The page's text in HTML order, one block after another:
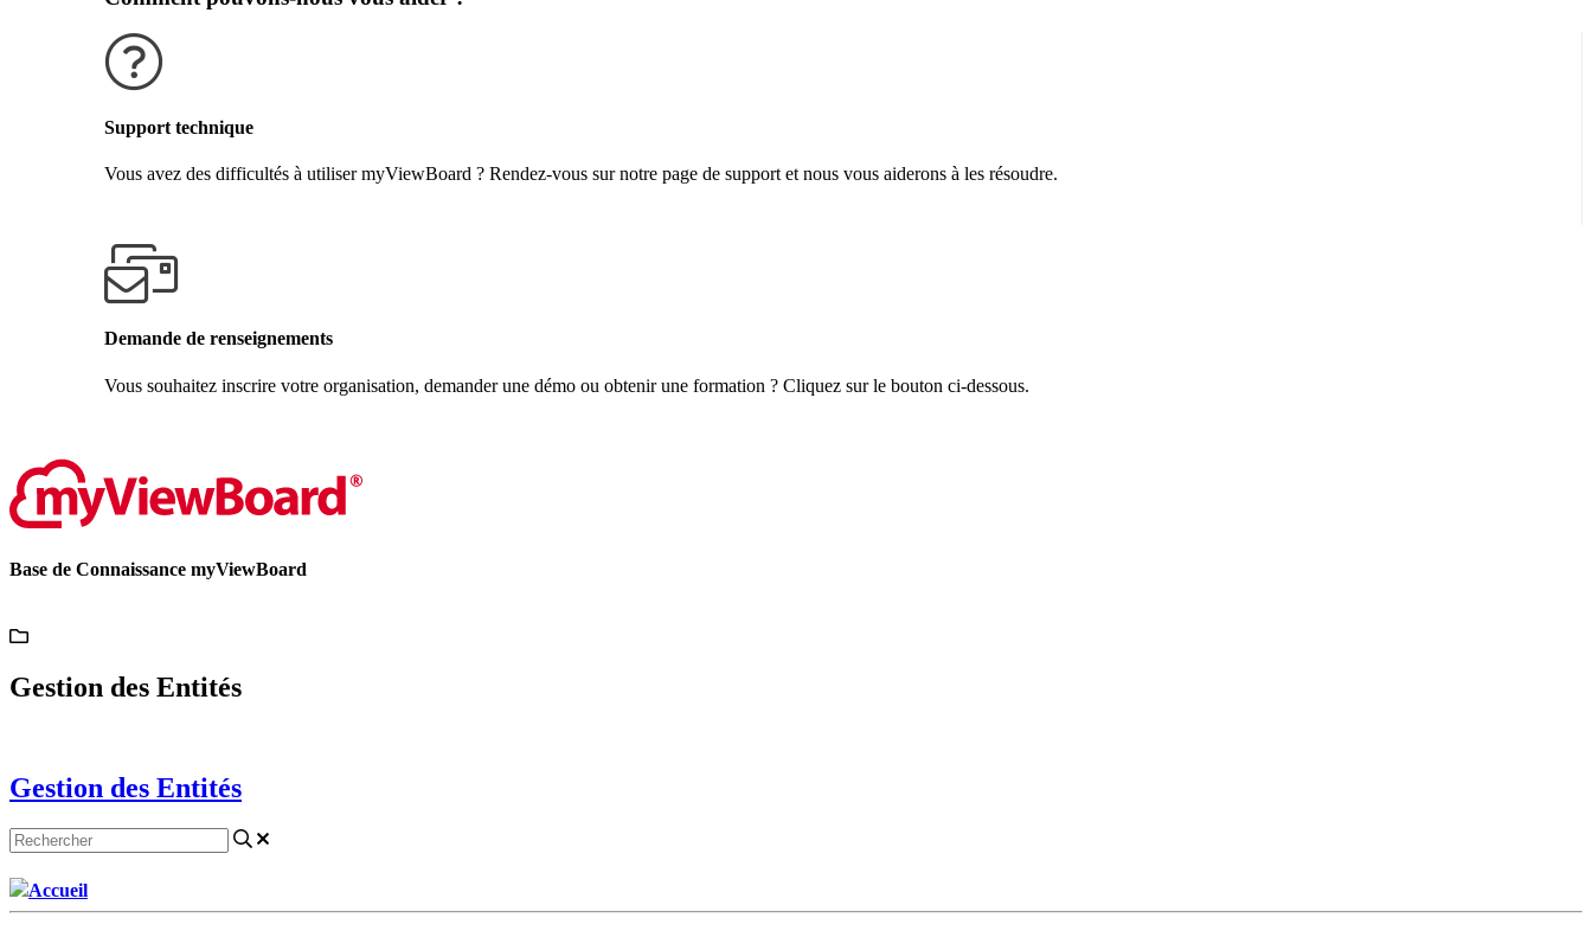
Support technique
Vous avez des difficultés à utiliser myViewBoard ? Rendez-vous sur notre page de support et nous vous aiderons à les résoudre.
Demande de renseignements
Vous souhaitez inscrire votre organisation, demander une démo ou obtenir une formation ? Cliquez sur le bouton ci-dessous.
Base de Connaissance myViewBoard
Gestion des Entités
Gestion des Entités
Accueil